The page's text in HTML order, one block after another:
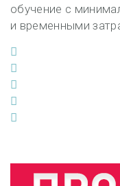
обучение с
и временными